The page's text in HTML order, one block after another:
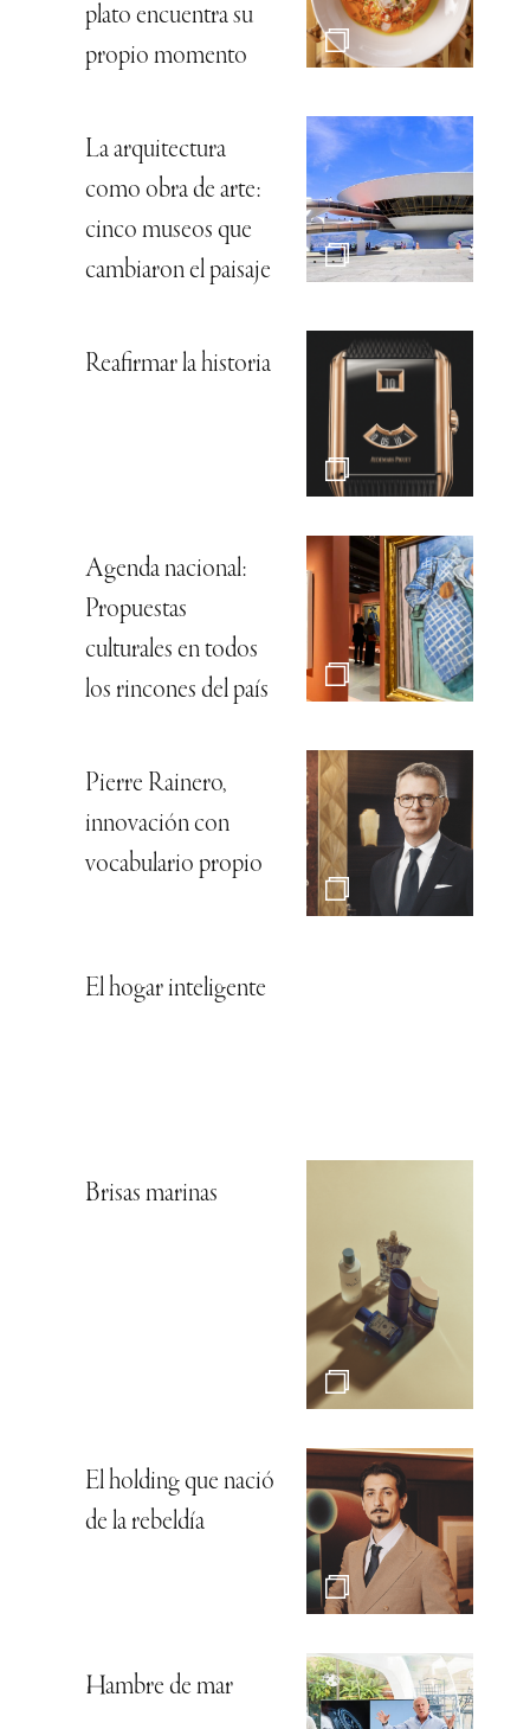
plato encuentra su
propio momento
La arquitectura
como obra de arte:
cinco museos que
cambiaron el paisaje
Reafirmar la historia
Agenda nacional:
Propuestas
culturales en todos
los rincones del país
Pierre Rainero,
innovación con
vocabulario propio
El hogar inteligente
Brisas marinas
El holding que nació
de la rebeldía
Hambre de mar